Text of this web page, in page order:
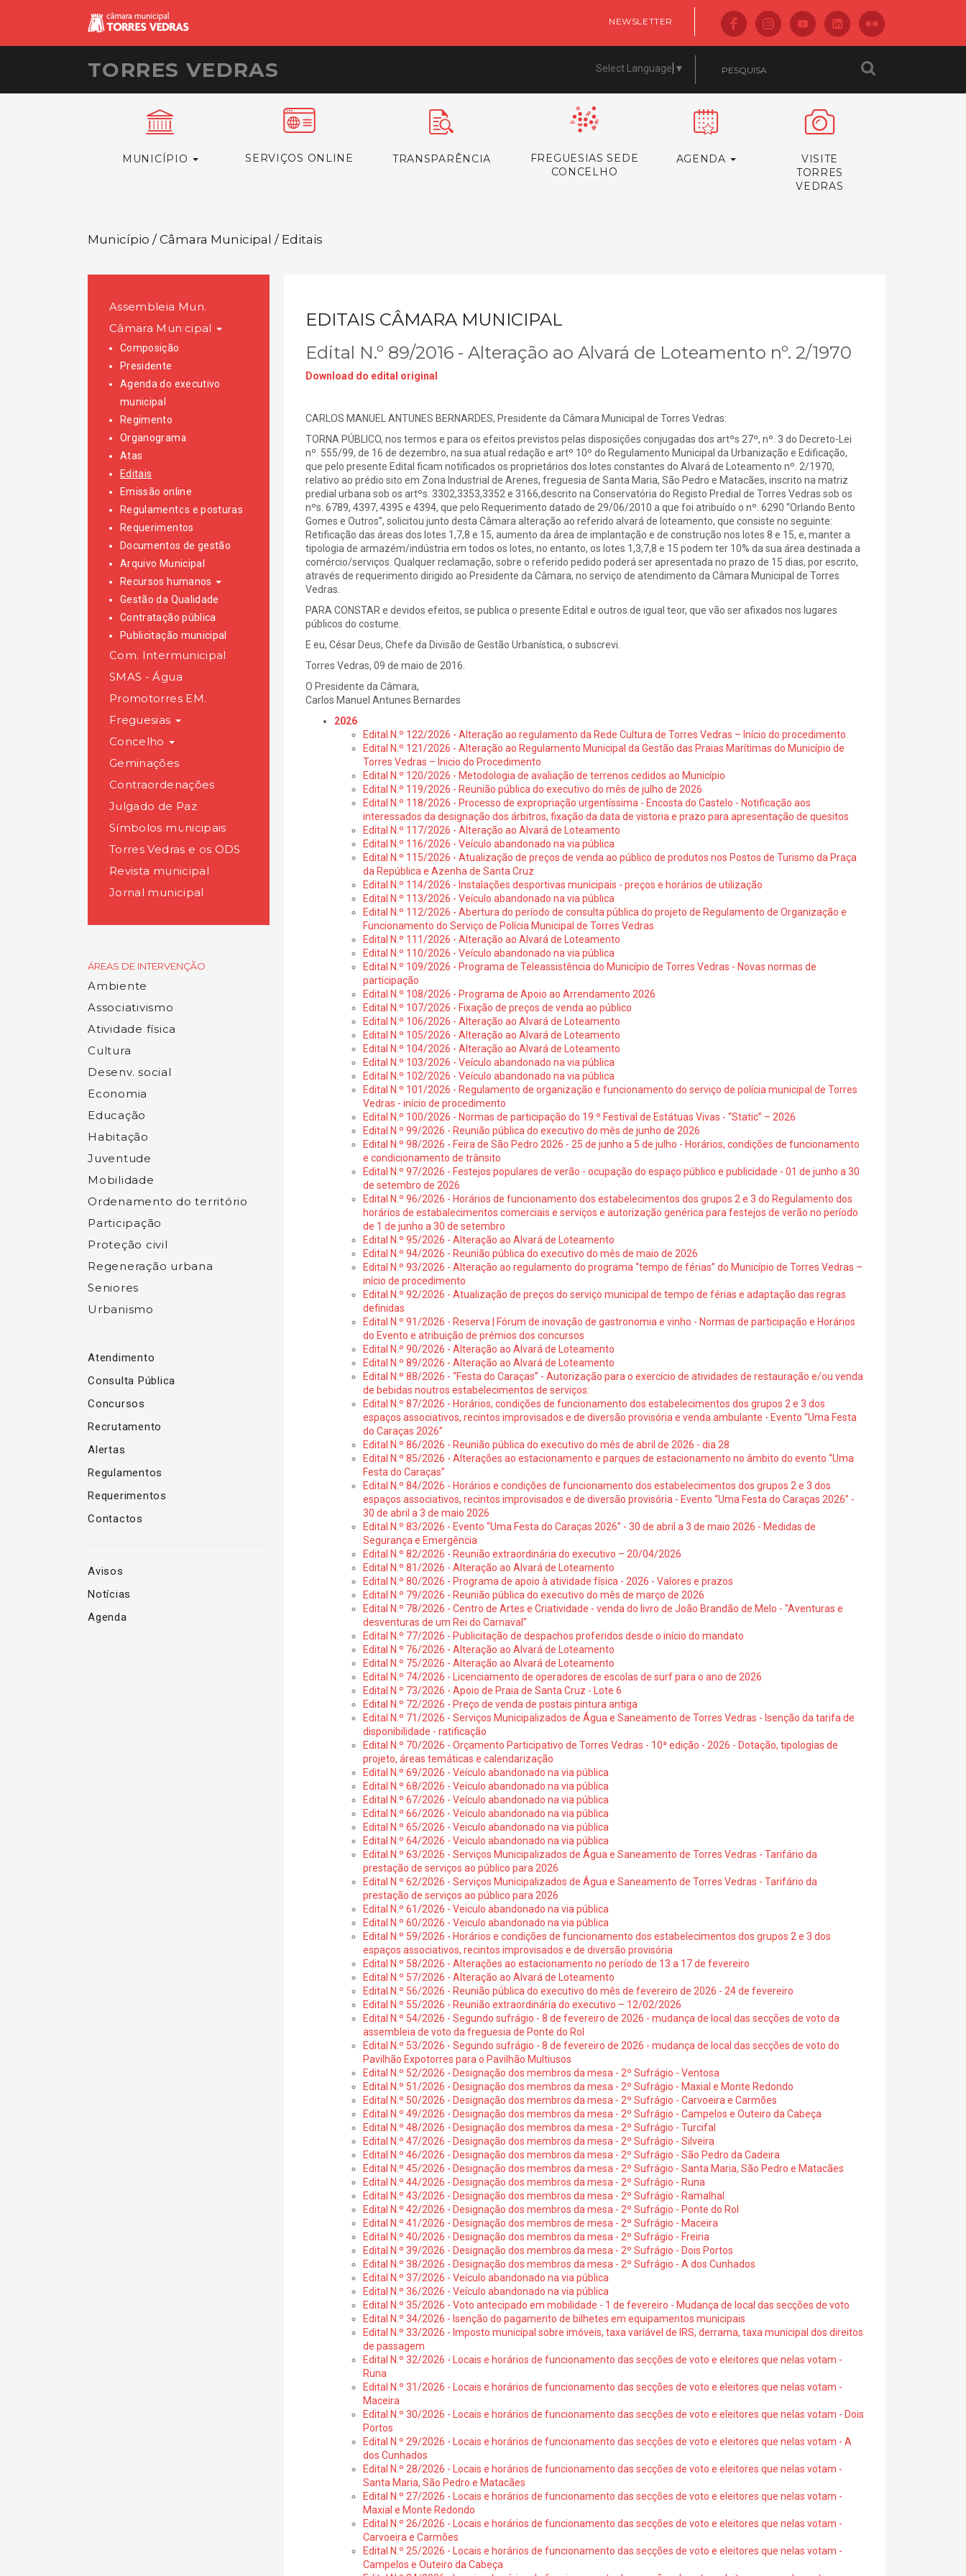
NEWSLETTER
TORRES VEDRAS Select Language ▼
MUNICÍPIO SERVIÇOS ONLINE TRANSPARÊNCIA
FREGUESIAS SEDE
CONCELHO
AGENDA
VISITE
TORRES
VEDRAS
Município / Câmara Municipal / Editais
Assembleia Mun.
Câmara Municipal
Composição
Presidente
Agenda do executivo
municipal
Regimento
Organograma
Atas
Editais
Emissão online
Regulamentos e posturas
Requerimentos
Documentos de gestão
Arquivo Municipal
Recursos humanos
Gestão da Qualidade
Contratação pública
Publicitação municipal
Com. Intermunicipal
SMAS - Água
Promotorres EM.
Freguesias
Concelho
Geminações
Contraordenações
Julgado de Paz
Símbolos municipais
Torres Vedras e os ODS
Revista municipal
Jornal municipal
ÁREAS DE INTERVENÇÃO
Ambiente
Associativismo
Atividade física
Cultura
Desenv. social
Economia
Educação
Habitação
Juventude
Mobilidade
Ordenamento do território
Participação
Proteção civil
Regeneração urbana
Seniores
Urbanismo
Atendimento
Consulta Pública
Concursos
Recrutamento
Alertas
Regulamentos
Requerimentos
Contactos
Avisos
Notícias
Agenda
EDITAIS CÂMARA MUNICIPAL
Edital N.º 89/2016 - Alteração ao Alvará de Loteamento nº. 2/1970
Download do edital original
CARLOS MANUEL ANTUNES BERNARDES, Presidente da Câmara Municipal de Torres Vedras:
TORNA PÚBLICO, nos termos e para os efeitos previstos pelas disposições conjugadas dos artºs 27º, nº. 3 do Decreto-Lei
nº. 555/99, de 16 de dezembro, na sua atual redação e artº 10º do Regulamento Municipal da Urbanização e Edificação,
que pelo presente Edital ficam notificados os proprietários dos lotes constantes do Alvará de Loteamento nº. 2/1970,
relativo ao prédio sito em Zona Industrial de Arenes, freguesia de Santa Maria, São Pedro e Matacães, inscrito na matriz
predial urbana sob os artºs. 3302,3353,3352 e 3166,descrito na Conservatória do Registo Predial de Torres Vedras sob os
nºs. 6789, 4397, 4395 e 4394, que pelo Requerimento datado de 29/06/2010 a que foi atribuído o nº. 6290 “Orlando Bento
Gomes e Outros”, solicitou junto desta Câmara alteração ao referido alvará de loteamento, que consiste no seguinte:
Retificação das áreas dos lotes 1,7,8 e 15, aumento da área de implantação e de construção nos lotes 8 e 15, e, manter a
tipologia de armazém/indústria em todos os lotes, no entanto, os lotes 1,3,7,8 e 15 podem ter 10% da sua área destinada a
comércio/serviços. Qualquer reclamação, sobre o referido pedido poderá ser apresentada no prazo de 15 dias, por escrito,
através de requerimento dirigido ao Presidente da Câmara, no serviço de atendimento da Câmara Municipal de Torres
Vedras.
PARA CONSTAR e devidos efeitos, se publica o presente Edital e outros de igual teor, que vão ser afixados nos lugares
públicos do costume.
E eu, César Deus, Chefe da Divisão de Gestão Urbanística, o subscrevi.
Torres Vedras, 09 de maio de 2016.
O Presidente da Câmara,
Carlos Manuel Antunes Bernardes
2026
Edital N.º 122/2026 - Alteração ao regulamento da Rede Cultura de Torres Vedras – Início do procedimento
Edital N.º 121/2026 - Alteração ao Regulamento Municipal da Gestão das Praias Marítimas do Município de
Torres Vedras – Inicio do Procedimento
Edital N.º 120/2026 - Metodologia de avaliação de terrenos cedidos ao Município
Edital N.º 119/2026 - Reunião pública do executivo do mês de julho de 2026
Edital N.º 118/2026 - Processo de expropriação urgentíssima - Encosta do Castelo - Notificação aos
interessados da designação dos árbitros, fixação da data de vistoria e prazo para apresentação de quesitos
Edital N.º 117/2026 - Alteração ao Alvará de Loteamento
Edital N.º 116/2026 - Veículo abandonado na via pública
Edital N.º 115/2026 - Atualização de preços de venda ao público de produtos nos Postos de Turismo da Praça
da República e Azenha de Santa Cruz
Edital N.º 114/2026 - Instalações desportivas municipais - preços e horários de utilização
Edital N.º 113/2026 - Veículo abandonado na via pública
Edital N.º 112/2026 - Abertura do período de consulta pública do projeto de Regulamento de Organização e
Funcionamento do Serviço de Polícia Municipal de Torres Vedras
Edital N.º 111/2026 - Alteração ao Alvará de Loteamento
Edital N.º 110/2026 - Veículo abandonado na via pública
Edital N.º 109/2026 - Programa de Teleassistência do Município de Torres Vedras - Novas normas de
participação
Edital N.º 108/2026 - Programa de Apoio ao Arrendamento 2026
Edital N.º 107/2026 - Fixação de preços de venda ao público
Edital N.º 106/2026 - Alteração ao Alvará de Loteamento
Edital N.º 105/2026 - Alteração ao Alvará de Loteamento
Edital N.º 104/2026 - Alteração ao Alvará de Loteamento
Edital N.º 103/2026 - Veículo abandonado na via pública
Edital N.º 102/2026 - Veículo abandonado na via pública
Edital N.º 101/2026 - Regulamento de organização e funcionamento do serviço de polícia municipal de Torres
Vedras - início de procedimento
Edital N.º 100/2026 - Normas de participação do 19.º Festival de Estátuas Vivas - “Static” – 2026
Edital N.º 99/2026 - Reunião pública do executivo do mês de junho de 2026
Edital N.º 98/2026 - Feira de São Pedro 2026 - 25 de junho a 5 de julho - Horários, condições de funcionamento
e condicionamento de trânsito
Edital N.º 97/2026 - Festejos populares de verão - ocupação do espaço público e publicidade - 01 de junho a 30
de setembro de 2026
Edital N.º 96/2026 - Horários de funcionamento dos estabelecimentos dos grupos 2 e 3 do Regulamento dos
horários de estabalecimentos comerciais e serviços e autorização genérica para festejos de verão no período
de 1 de junho a 30 de setembro
Edital N.º 95/2026 - Alteração ao Alvará de Loteamento
Edital N.º 94/2026 - Reunião pública do executivo do mês de maio de 2026
Edital N.º 93/2026 - Alteração ao regulamento do programa “tempo de férias” do Município de Torres Vedras –
início de procedimento
Edital N.º 92/2026 - Atualização de preços do serviço municipal de tempo de férias e adaptação das regras
definidas
Edital N.º 91/2026 - Reserva | Fórum de inovação de gastronomia e vinho - Normas de participação e Horários
do Evento e atribuição de prémios dos concursos
Edital N.º 90/2026 - Alteração ao Alvará de Loteamento
Edital N.º 89/2026 - Alteração ao Alvará de Loteamento
Edital N.º 88/2026 - “Festa do Caraças” - Autorização para o exercício de atividades de restauração e/ou venda
de bebidas noutros estabelecimentos de serviços:
Edital N.º 87/2026 - Horários, condições de funcionamento dos estabelecimentos dos grupos 2 e 3 dos
espaços associativos, recintos improvisados e de diversão provisória e venda ambulante - Evento “Uma Festa
do Caraças 2026”
Edital N.º 86/2026 - Reunião pública do executivo do mês de abril de 2026 - dia 28
Edital N.º 85/2026 - Alterações ao estacionamento e parques de estacionamento no âmbito do evento “Uma
Festa do Caraças”
Edital N.º 84/2026 - Horários e condições de funcionamento dos estabelecimentos dos grupos 2 e 3 dos
espaços associativos, recintos improvisados e de diversão provisória - Evento “Uma Festa do Caraças 2026” -
30 de abril a 3 de maio 2026
Edital N.º 83/2026 - Evento “Uma Festa do Caraças 2026” - 30 de abril a 3 de maio 2026 - Medidas de
Segurança e Emergência
Edital N.º 82/2026 - Reunião extraordinária do executivo – 20/04/2026
Edital N.º 81/2026 - Alteração ao Alvará de Loteamento
Edital N.º 80/2026 - Programa de apoio à atividade física - 2026 - Valores e prazos
Edital N.º 79/2026 - Reunião pública do executivo do mês de março de 2026
Edital N.º 78/2026 - Centro de Artes e Criatividade - venda do livro de João Brandão de Melo - "Aventuras e
desventuras de um Rei do Carnaval"
Edital N.º 77/2026 - Publicitação de despachos proferidos desde o início do mandato
Edital N.º 76/2026 - Alteração ao Alvará de Loteamento
Edital N.º 75/2026 - Alteração ao Alvará de Loteamento
Edital N.º 74/2026 - Licenciamento de operadores de escolas de surf para o ano de 2026
Edital N.º 73/2026 - Apoio de Praia de Santa Cruz - Lote 6
Edital N.º 72/2026 - Preço de venda de postais pintura antiga
Edital N.º 71/2026 - Serviços Municipalizados de Água e Saneamento de Torres Vedras - Isenção da tarifa de
disponibilidade - ratificação
Edital N.º 70/2026 - Orçamento Participativo de Torres Vedras - 10ª edição - 2026 - Dotação, tipologias de
projeto, áreas temáticas e calendarização
Edital N.º 69/2026 - Veículo abandonado na via pública
Edital N.º 68/2026 - Veículo abandonado na via pública
Edital N.º 67/2026 - Veículo abandonado na via pública
Edital N.º 66/2026 - Veículo abandonado na via pública
Edital N.º 65/2026 - Veiculo abandonado na via pública
Edital N.º 64/2026 - Veiculo abandonado na via pública
Edital N.º 63/2026 - Serviços Municipalizados de Água e Saneamento de Torres Vedras - Tarifário da
prestação de serviços ao público para 2026
Edital N.º 62/2026 - Serviços Municipalizados de Água e Saneamento de Torres Vedras - Tarifário da
prestação de serviços ao público para 2026
Edital N.º 61/2026 - Veiculo abandonado na via pública
Edital N.º 60/2026 - Veiculo abandonado na via pública
Edital N.º 59/2026 - Horários e condições de funcionamento dos estabelecimentos dos grupos 2 e 3 dos
espaços associativos, recintos improvisados e de diversão provisória
Edital N.º 58/2026 - Alterações ao estacionamento no período de 13 a 17 de fevereiro
Edital N.º 57/2026 - Alteração ao Alvará de Loteamento
Edital N.º 56/2026 - Reunião pública do executivo do mês de fevereiro de 2026 - 24 de fevereiro
Edital N.º 55/2026 - Reunião extraordinária do executivo – 12/02/2026
Edital N.º 54/2026 - Segundo sufrágio - 8 de fevereiro de 2026 - mudança de local das secções de voto da
assembleia de voto da freguesia de Ponte do Rol
Edital N.º 53/2026 - Segundo sufrágio - 8 de fevereiro de 2026 - mudança de local das secções de voto do
Pavilhão Expotorres para o Pavilhão Multiusos
Edital N.º 52/2026 - Designação dos membros da mesa - 2º Sufrágio - Ventosa
Edital N.º 51/2026 - Designação dos membros da mesa - 2º Sufrágio - Maxial e Monte Redondo
Edital N.º 50/2026 - Designação dos membros da mesa - 2º Sufrágio - Carvoeira e Carmões
Edital N.º 49/2026 - Designação dos membros da mesa - 2º Sufrágio - Campelos e Outeiro da Cabeça
Edital N.º 48/2026 - Designação dos membros da mesa - 2º Sufrágio - Turcifal
Edital N.º 47/2026 - Designação dos membros da mesa - 2º Sufrágio - Silveira
Edital N.º 46/2026 - Designação dos membros da mesa - 2º Sufrágio - São Pedro da Cadeira
Edital N.º 45/2026 - Designação dos membros da mesa - 2º Sufrágio - Santa Maria, São Pedro e Matacães
Edital N.º 44/2026 - Designação dos membros da mesa - 2º Sufrágio - Runa
Edital N.º 43/2026 - Designação dos membros da mesa - 2º Sufrágio - Ramalhal
Edital N.º 42/2026 - Designação dos membros da mesa - 2º Sufrágio - Ponte do Rol
Edital N.º 41/2026 - Designação dos membros de mesa - 2º Sufrágio - Maceira
Edital N.º 40/2026 - Designação dos membros da mesa - 2º Sufrágio - Freiria
Edital N.º 39/2026 - Designação dos membros da mesa - 2º Sufrágio - Dois Portos
Edital N.º 38/2026 - Designação dos membros da mesa - 2º Sufrágio - A dos Cunhados
Edital N.º 37/2026 - Veículo abandonado na via pública
Edital N.º 36/2026 - Veículo abandonado na via pública
Edital N.º 35/2026 - Voto antecipado em mobilidade - 1 de fevereiro - Mudança de local das secções de voto
Edital N.º 34/2026 - Isenção do pagamento de bilhetes em equipamentos municipais
Edital N.º 33/2026 - Imposto municipal sobre imóveis, taxa variável de IRS, derrama, taxa municipal dos direitos
de passagem
Edital N.º 32/2026 - Locais e horários de funcionamento das secções de voto e eleitores que nelas votam -
Runa
Edital N.º 31/2026 - Locais e horários de funcionamento das secções de voto e eleitores que nelas votam -
Maceira
Edital N.º 30/2026 - Locais e horários de funcionamento das secções de voto e eleitores que nelas votam - Dois
Portos
Edital N.º 29/2026 - Locais e horários de funcionamento das secções de voto e eleitores que nelas votam - A
dos Cunhados
Edital N.º 28/2026 - Locais e horários de funcionamento das secções de voto e eleitores que nelas votam -
Santa Maria, São Pedro e Matacães
Edital N.º 27/2026 - Locais e horários de funcionamento das secções de voto e eleitores que nelas votam -
Maxial e Monte Redondo
Edital N.º 26/2026 - Locais e horários de funcionamento das secções de voto e eleitores que nelas votam -
Carvoeira e Carmões
Edital N.º 25/2026 - Locais e horários de funcionamento das secções de voto e eleitores que nelas votam -
Campelos e Outeiro da Cabeça